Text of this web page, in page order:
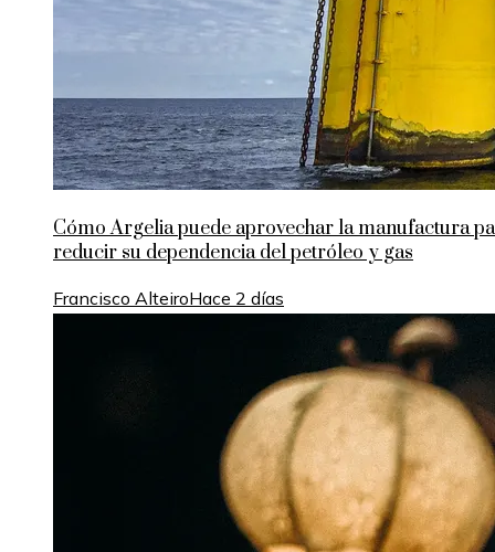
Cómo Argelia puede aprovechar la manufactura
reducir su dependencia del petróleo y gas
Francisco AlteiroHace 2 días